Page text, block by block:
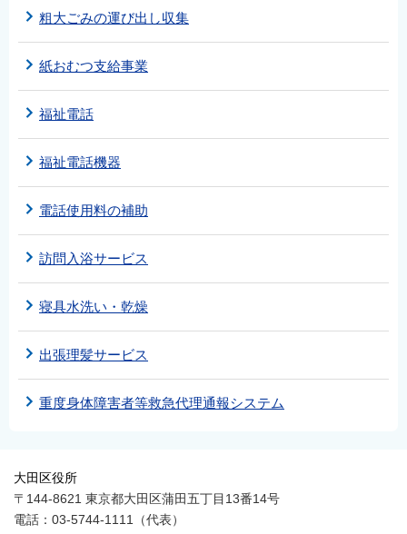
粗大ごみの運び出し収集
紙おむつ支給事業
福祉電話
福祉電話機器
電話使用料の補助
訪問入浴サービス
寝具水洗い・乾燥
出張理髪サービス
重度身体障害者等救急代理通報システム
大田区役所
〒144-8621 東京都大田区蒲田五丁目13番14号
電話：03-5744-1111（代表）